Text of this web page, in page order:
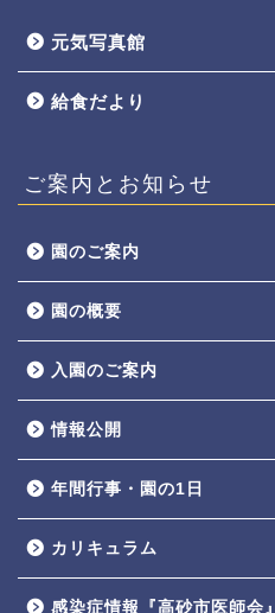
元気写真館
給食だより
ご案内とお知らせ
園のご案内
園の概要
入園のご案内
情報公開
年間行事・園の1日
カリキュラム
感染症情報『高砂市医師会』